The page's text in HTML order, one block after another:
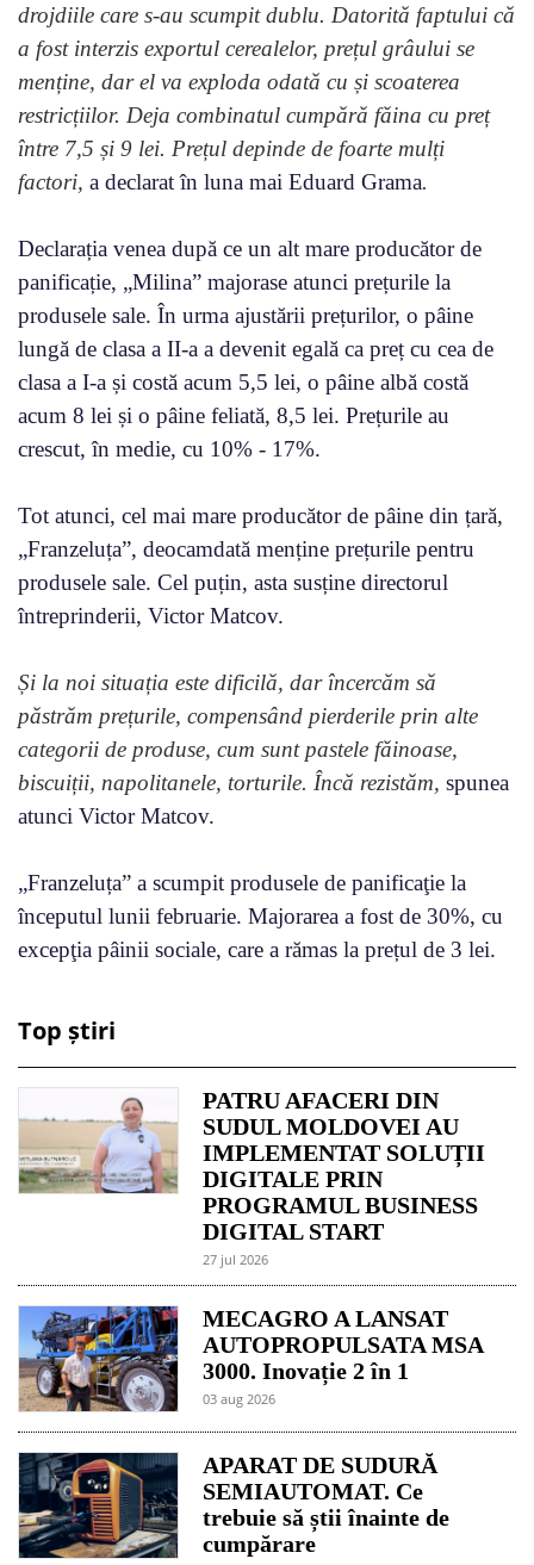
drojdiile care s-au scumpit dublu. Datorită faptului că
a fost interzis exportul cerealelor, prețul grâului se
menține, dar el va exploda odată cu și scoaterea
restricțiilor. Deja combinatul cumpără făina cu preț
între 7,5 și 9 lei. Prețul depinde de foarte mulți
factori, a declarat în luna mai Eduard Grama.
Declarația venea după ce un alt mare producător de
panificație, „Milina” majorase atunci prețurile la
produsele sale. În urma ajustării prețurilor, o pâine
lungă de clasa a II-a a devenit egală ca preț cu cea de
clasa a I-a și costă acum 5,5 lei, o pâine albă costă
acum 8 lei și o pâine feliată, 8,5 lei. Prețurile au
crescut, în medie, cu 10% - 17%.
Tot atunci, cel mai mare producător de pâine din țară,
„Franzeluța”, deocamdată menține prețurile pentru
produsele sale. Cel puțin, asta susține directorul
întreprinderii, Victor Matcov.
Și la noi situația este dificilă, dar încercăm să
păstrăm prețurile, compensând pierderile prin alte
categorii de produse, cum sunt pastele făinoase,
biscuiții, napolitanele, torturile. Încă rezistăm, spunea
atunci Victor Matcov.
„Franzeluța” a scumpit produsele de panificaţie la
începutul lunii februarie. Majorarea a fost de 30%, cu
excepţia pâinii sociale, care a rămas la prețul de 3 lei.
Top știri
PATRU AFACERI DIN
SUDUL MOLDOVEI AU
IMPLEMENTAT SOLUȚII
DIGITALE PRIN
PROGRAMUL BUSINESS
DIGITAL START
27 jul 2026
MECAGRO A LANSAT
AUTOPROPULSATA MSA
3000. Inovație 2 în 1
03 aug 2026
APARAT DE SUDURĂ
SEMIAUTOMAT. Ce
trebuie să știi înainte de
cumpărare